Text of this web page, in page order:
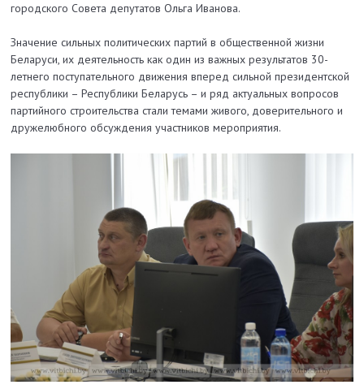
городского Совета депутатов Ольга Иванова.
Значение сильных политических партий в общественной жизни
Беларуси, их деятельность как один из важных результатов 30-
летнего поступательного движения вперед сильной президентской
республики – Республики Беларусь – и ряд актуальных вопросов
партийного строительства стали темами живого, доверительного и
дружелюбного обсуждения участников мероприятия.